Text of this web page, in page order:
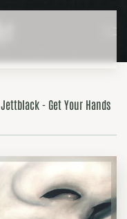
Jettblack - Get Your Hands